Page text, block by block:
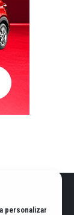
personalizar